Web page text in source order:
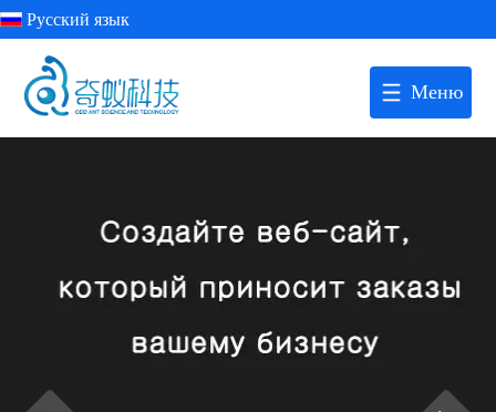
Русский язык
Меню